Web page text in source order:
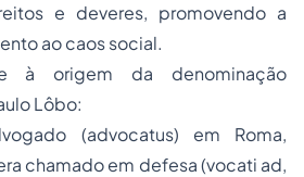
e deveres, promovendo a
ao caos social.
à origem da denominação
Lôbo:
(advocatus) em Roma,
chamado em defesa (vocati ad,